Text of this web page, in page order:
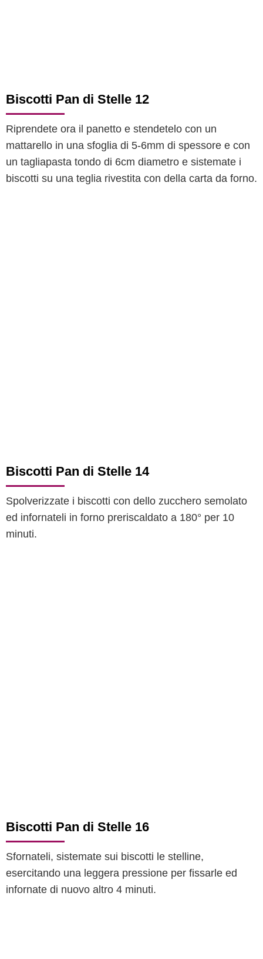
Biscotti Pan di Stelle 12
Riprendete ora il panetto e stendetelo con un
mattarello in una sfoglia di 5-6mm di spessore e con
un tagliapasta tondo di 6cm diametro e sistemate i
biscotti su una teglia rivestita con della carta da forno.
Biscotti Pan di Stelle 14
Spolverizzate i biscotti con dello zucchero semolato
ed infornateli in forno preriscaldato a 180° per 10
minuti.
Biscotti Pan di Stelle 16
Sfornateli, sistemate sui biscotti le stelline,
esercitando una leggera pressione per fissarle ed
infornate di nuovo altro 4 minuti.